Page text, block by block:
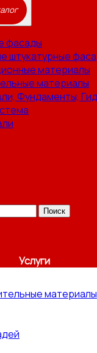
фасады
штукатурные
материалы
материалы
Фундаменты,
Поиск
Услуги
материалы